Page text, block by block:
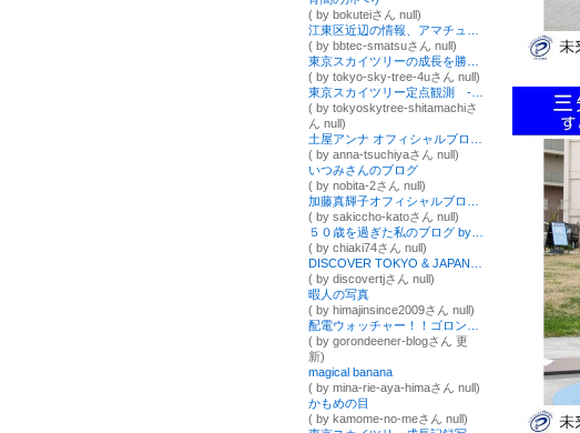
( by bokuteiさん null)
( by bbtec-smatsuさん null)
( by tokyo-sky-tree-4uさん null)
( by tokyoskytree-shitamachiさ
ん null)
( by anna-tsuchiyaさん null)
いつみさんのブログ
( by nobita-2さん null)
( by sakiccho-katoさん null)
( by chiaki74さん null)
( by discovertjさん null)
暇人の写真
( by himajinsince2009さん null)
( by gorondeener-blogさん 更
新)
magical banana
( by mina-rie-aya-himaさん null)
かもめの目
( by kamome-no-meさん null)